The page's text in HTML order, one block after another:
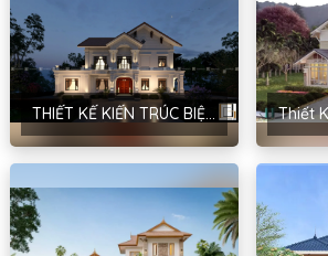
THIẾT KẾ KIẾN TRÚC BIỆT THỰ MÁI THÁI PHONG CÁCH TÂN CỔ ĐIỂN – ANH HOÀNG GIA LÝ